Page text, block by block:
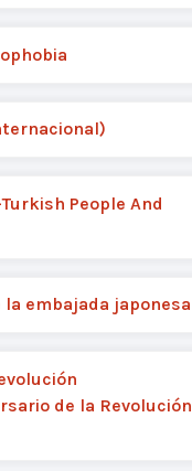
People And
embajada japonesa
de la Revolución